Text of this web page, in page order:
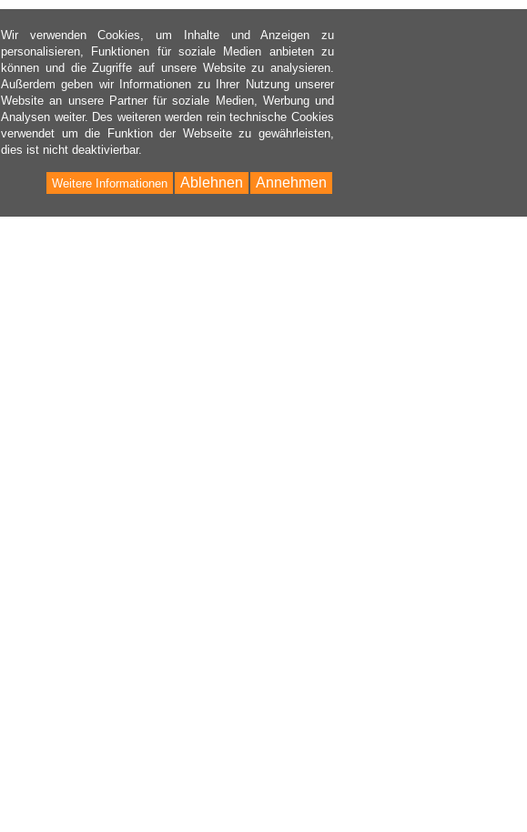
Wir verwenden Cookies, um Inhalte und Anzeigen zu
personalisieren, Funktionen für soziale Medien anbieten zu
können und die Zugriffe auf unsere Website zu analysieren.
Außerdem geben wir Informationen zu Ihrer Nutzung unserer
Website an unsere Partner für soziale Medien, Werbung und
Analysen weiter. Des weiteren werden rein technische Cookies
verwendet um die Funktion der Webseite zu gewährleisten,
dies ist nicht deaktivierbar.
Annehmen
Ablehnen
Weitere Informationen